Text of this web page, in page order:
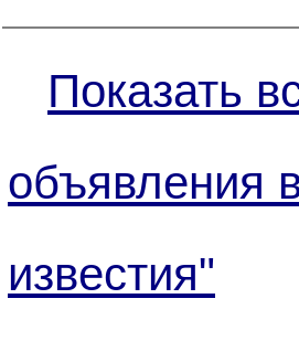
Показать
объявления
известия"